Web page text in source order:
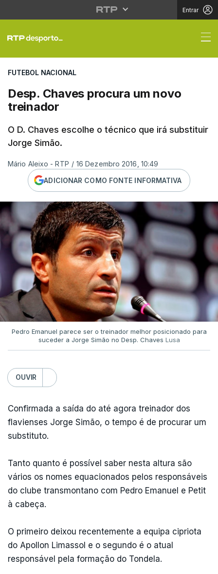
Entrar
Desp. Chaves
FUTEBOL NACIONAL
Desp. Chaves procura um novo
treinador
O D. Chaves escolhe o técnico que irá substituir
Jorge Simão.
Mário Aleixo - RTP / 16 Dezembro 2016, 10:49
ADICIONAR COMO FONTE INFORMATIVA
Pedro Emanuel parece ser o treinador melhor posicionado para
suceder a Jorge Simão no Desp. Chaves Lusa
OUVIR
Confirmada a saída do até agora treinador dos
flavienses Jorge Simão, o tempo é de procurar um
substituto.
Tanto quanto é possível saber nesta altura são
vários os nomes equacionados pelos responsáveis
do clube transmontano com Pedro Emanuel e Petit
à cabeça.
O primeiro deixou recentemente a equipa cipriota
do Apollon Limassol e o segundo é o atual
responsável pela formação do Tondela.